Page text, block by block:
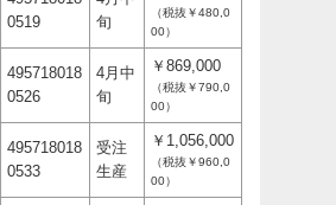
0519
旬
（税抜￥480,0
00）
495718018
0526
4月中
旬
￥869,000
（税抜￥790,0
00）
495718018
0533
受注
生産
￥1,056,000
（税抜￥960,0
00）